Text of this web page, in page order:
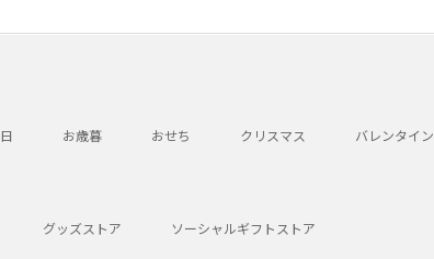
お歳暮 おせち クリスマス バレンタイン
グッズストア ソーシャルギフトストア